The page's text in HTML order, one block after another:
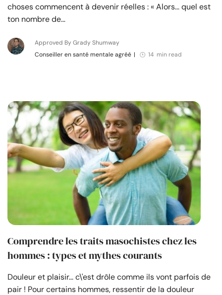
choses commencent à devenir réelles : « Alors... quel est
ton nombre de…
Approved By Grady Shumway
Conseiller en santé mentale agréé | 14 min read
Comprendre les traits masochistes chez les
hommes : types et mythes courants
Douleur et plaisir... c\'est drôle comme ils vont parfois de
pair ! Pour certains hommes, ressentir de la douleur